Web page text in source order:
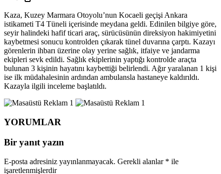
Kaza, Kuzey Marmara Otoyolu’nun Kocaeli geçişi Ankara
istikameti T4 Tüneli içerisinde meydana geldi. Edinilen bilgiye göre,
seyir halindeki hafif ticari araç, sürücüsünün direksiyon hakimiyetini
kaybetmesi sonucu kontrolden çıkarak tünel duvarına çarptı. Kazayı
görenlerin ihbarı üzerine olay yerine sağlık, itfaiye ve jandarma
ekipleri sevk edildi. Sağlık ekiplerinin yaptığı kontrolde araçta
bulunan 3 kişinin hayatını kaybettiği belirlendi. Ağır yaralanan 1 kişi
ise ilk müdahalesinin ardından ambulansla hastaneye kaldırıldı.
Kazayla ilgili inceleme başlatıldı.
YORUMLAR
Bir yanıt yazın
E-posta adresiniz yayınlanmayacak. Gerekli alanlar * ile
işaretlenmişlerdir